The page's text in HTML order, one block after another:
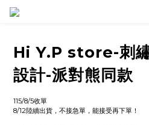
Hi Y.P store-刺
設計-派對熊同款
115/8/5收單
8/12陸續出貨，不接急單，能接受再下單！